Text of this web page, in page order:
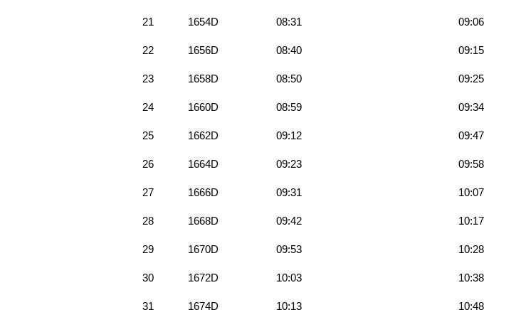
21 1654D 08:31 09:06
22 1656D 08:40 09:15
23 1658D 08:50 09:25
24 1660D 08:59 09:34
25 1662D 09:12 09:47
26 1664D 09:23 09:58
27 1666D 09:31 10:07
28 1668D 09:42 10:17
29 1670D 09:53 10:28
30 1672D 10:03 10:38
31 1674D 10:13 10:48